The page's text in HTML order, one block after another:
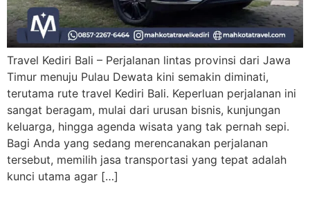
Travel Kediri Bali – Perjalanan lintas provinsi dari Jawa
Timur menuju Pulau Dewata kini semakin diminati,
terutama rute travel Kediri Bali. Keperluan perjalanan ini
sangat beragam, mulai dari urusan bisnis, kunjungan
keluarga, hingga agenda wisata yang tak pernah sepi.
Bagi Anda yang sedang merencanakan perjalanan
tersebut, memilih jasa transportasi yang tepat adalah
kunci utama agar […]